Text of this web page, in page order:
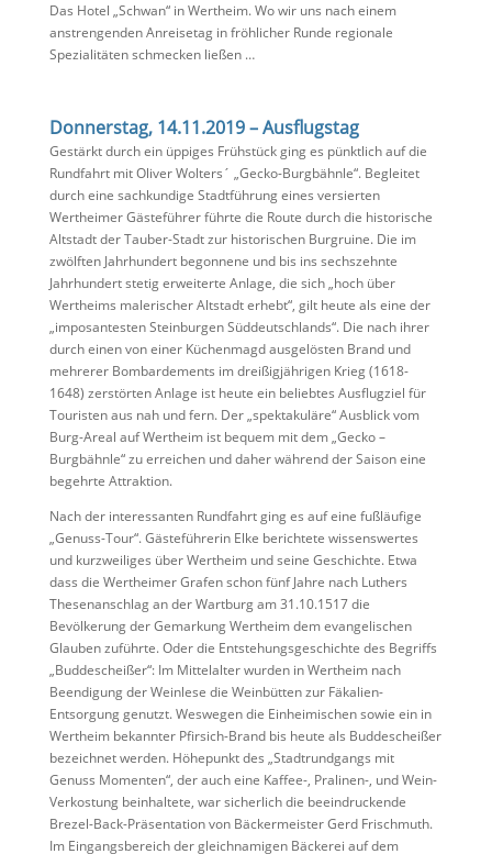
Das Hotel „Schwan“ in Wertheim. Wo wir uns nach einem
anstrengenden Anreisetag in fröhlicher Runde regionale
Spezialitäten schmecken ließen …
Donnerstag, 14.11.2019 – Ausflugstag
Gestärkt durch ein üppiges Frühstück ging es pünktlich auf die
Rundfahrt mit Oliver Wolters´ „Gecko-Burgbähnle“. Begleitet
durch eine sachkundige Stadtführung eines versierten
Wertheimer Gästeführer führte die Route durch die historische
Altstadt der Tauber-Stadt zur historischen Burgruine. Die im
zwölften Jahrhundert begonnene und bis ins sechszehnte
Jahrhundert stetig erweiterte Anlage, die sich „hoch über
Wertheims malerischer Altstadt erhebt“, gilt heute als eine der
„imposantesten Steinburgen Süddeutschlands“. Die nach ihrer
durch einen von einer Küchenmagd ausgelösten Brand und
mehrerer Bombardements im dreißigjährigen Krieg (1618-
1648) zerstörten Anlage ist heute ein beliebtes Ausflugziel für
Touristen aus nah und fern. Der „spektakuläre“ Ausblick vom
Burg-Areal auf Wertheim ist bequem mit dem „Gecko –
Burgbähnle“ zu erreichen und daher während der Saison eine
begehrte Attraktion.
Nach der interessanten Rundfahrt ging es auf eine fußläufige
„Genuss-Tour“. Gästeführerin Elke berichtete wissenswertes
und kurzweiliges über Wertheim und seine Geschichte. Etwa
dass die Wertheimer Grafen schon fünf Jahre nach Luthers
Thesenanschlag an der Wartburg am 31.10.1517 die
Bevölkerung der Gemarkung Wertheim dem evangelischen
Glauben zuführte. Oder die Entstehungsgeschichte des Begriffs
„Buddescheißer“: Im Mittelalter wurden in Wertheim nach
Beendigung der Weinlese die Weinbütten zur Fäkalien-
Entsorgung genutzt. Weswegen die Einheimischen sowie ein in
Wertheim bekannter Pfirsich-Brand bis heute als Buddescheißer
bezeichnet werden. Höhepunkt des „Stadtrundgangs mit
Genuss Momenten“, der auch eine Kaffee-, Pralinen-, und Wein-
Verkostung beinhaltete, war sicherlich die beeindruckende
Brezel-Back-Präsentation von Bäckermeister Gerd Frischmuth.
Im Eingangsbereich der gleichnamigen Bäckerei auf dem